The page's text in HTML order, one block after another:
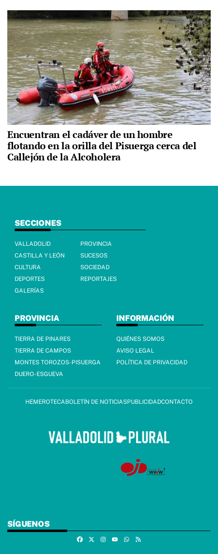
Encuentran el cadáver de un hombre
flotando en la orilla del Pisuerga cerca del
Callejón de la Alcoholera
SECCIONES
VALLADOLID
PROVINCIA
CASTILLA Y LEÓN
SUCESOS
CULTURA
SOCIEDAD
DEPORTES
REPORTAJES
GALERÍAS
PROVINCIA
TIERRA DE PINARES
TIERRA DE CAMPOS
MONTES TOROZOS-PISUERGA
DUERO-ESGUEVA
INFORMACIÓN
QUIÉNES SOMOS
AVISO LEGAL
POLÍTICA DE PRIVACIDAD
HEMEROTECABOLETÍN DE NOTICIASPUBLICIDADCONTACTO
SÍGUENOS
FacebookInstagramWhatsapp